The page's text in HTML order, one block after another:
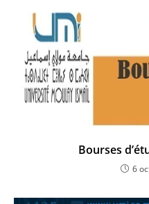
Bourses
6